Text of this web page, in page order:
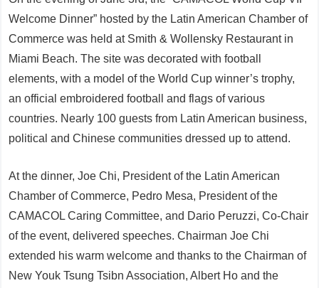
Welcome Dinner” hosted by the Latin American Chamber of
Commerce was held at Smith & Wollensky Restaurant in
Miami Beach. The site was decorated with football
elements, with a model of the World Cup winner’s trophy,
an official embroidered football and flags of various
countries. Nearly 100 guests from Latin American business,
political and Chinese communities dressed up to attend.
At the dinner, Joe Chi, President of the Latin American
Chamber of Commerce, Pedro Mesa, President of the
CAMACOL Caring Committee, and Dario Peruzzi, Co-Chair
of the event, delivered speeches. Chairman Joe Chi
extended his warm welcome and thanks to the Chairman of
New Youk Tsung Tsibn Association, Albert Ho and the